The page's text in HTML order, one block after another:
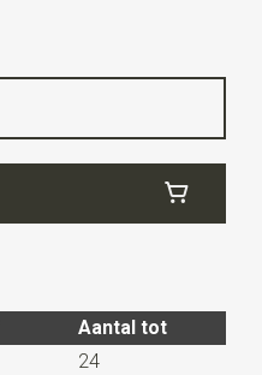
Aantal tot
24